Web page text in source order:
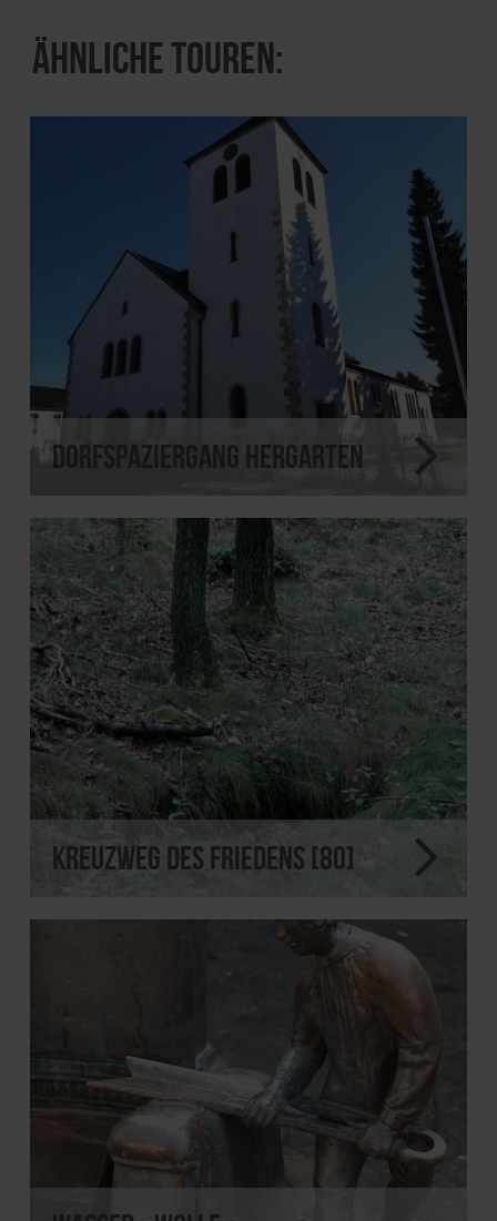
Ähnliche Touren:
Dorfspaziergang Hergarten
Kreuzweg des Friedens [80]